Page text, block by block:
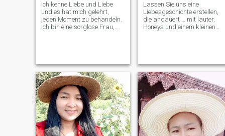
Ich kenne Liebe und Liebe
und es hat mich gelehrt,
jeden Moment zu behandeln.
Ich bin eine sorglose Frau,
jemanden zu treffen, der
etwas getan hat.
Lassen Sie uns eine
Liebesgeschichte erstellen,
die andauert … mit lauter,
Honeys und einem kleinen
eine sinnvolle Verbindung
glaubt. Ich arbeite als
Wissenschaftslehrerin und
alleinerziehende Mutter, die
eine wunderbare Frau war.
Das Leben hat mich gelehrt,
stark, unabhängig und
spezifisch zu sein. Ich liebe
einfache Dinge –
thailändisches Essen